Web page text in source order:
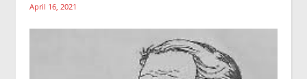
April 16, 2021